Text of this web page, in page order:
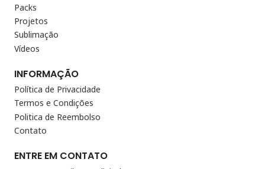
Packs
Projetos
Sublimação
Vídeos
INFORMAÇÃO
Política de Privacidade
Termos e Condições
Politica de Reembolso
Contato
ENTRE EM CONTATO